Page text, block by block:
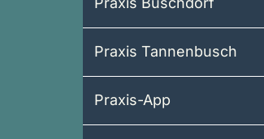
Praxis Tannenbusch
Praxis-App